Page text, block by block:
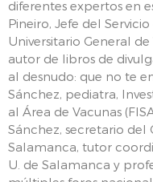
diferentes expertos en
Pineiro, Jefe del
Universitario General
autor de libros de
al desnudo: que no te
Sánchez, pediatra,
al Área de Vacunas
Sánchez, secretario del
Salamanca, tutor
U. de Salamanca y